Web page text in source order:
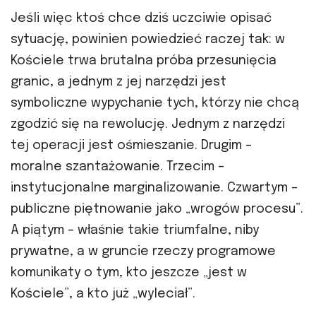
Jeśli więc ktoś chce dziś uczciwie opisać
sytuację, powinien powiedzieć raczej tak: w
Kościele trwa brutalna próba przesunięcia
granic, a jednym z jej narzędzi jest
symboliczne wypychanie tych, którzy nie chcą
zgodzić się na rewolucję. Jednym z narzędzi
tej operacji jest ośmieszanie. Drugim –
moralne szantażowanie. Trzecim –
instytucjonalne marginalizowanie. Czwartym –
publiczne piętnowanie jako „wrogów procesu”.
A piątym – właśnie takie triumfalne, niby
prywatne, a w gruncie rzeczy programowe
komunikaty o tym, kto jeszcze „jest w
Kościele”, a kto już „wyleciał”.